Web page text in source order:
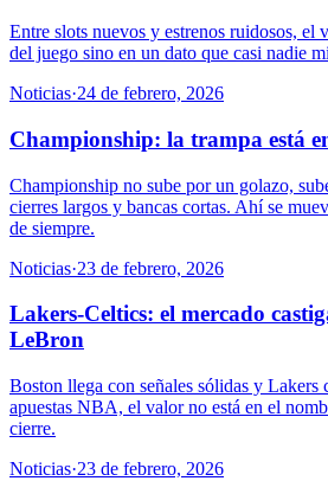
Entre slots nuevos y estrenos ruidosos, el
del juego sino en un dato que casi nadie
Noticias·24 de febrero, 2026
Championship: la trampa está
Championship no sube por un golazo,
cierres largos y bancas cortas. Ahí se
de siempre.
Noticias·23 de febrero, 2026
Lakers-Celtics: el mercado
LeBron
Boston llega con señales sólidas y Lakers
apuestas NBA, el valor no está en el
cierre.
Noticias·23 de febrero, 2026